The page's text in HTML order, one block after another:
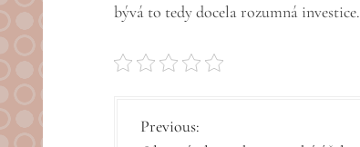
bývá to tedy docela rozumná investice.
N
Previous: